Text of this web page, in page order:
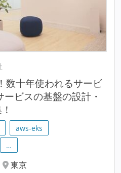
数十年使われるサービ
ビスの基盤の設計・
aws-eks
…
東京